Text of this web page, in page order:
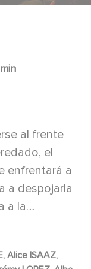
al frente
el
enfrentará a
a despojarla
a la
a la